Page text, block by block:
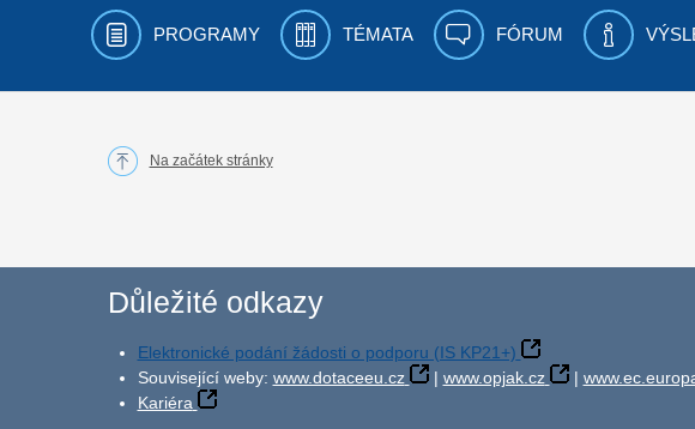
PROGRAMY TÉMATA FÓRUM
Na začátek stránky
Důležité odkazy
Elektronické podání žádosti o podporu (IS KP21+)
Související weby: www.dotaceeu.cz | www.opjak.cz |
Kariéra